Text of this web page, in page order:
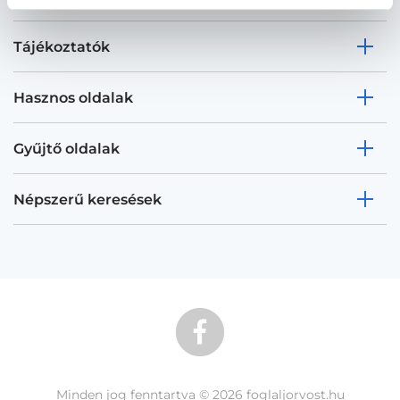
Tájékoztatók
Hasznos oldalak
Gyűjtő oldalak
Népszerű keresések
Minden jog fenntartva © 2026 foglaljorvost.hu